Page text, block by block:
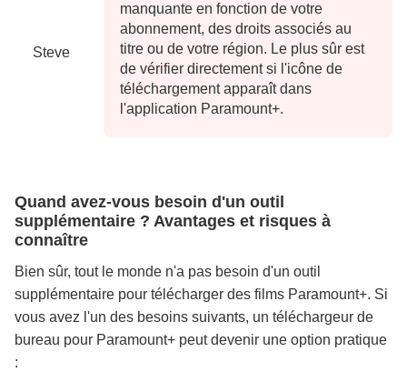
Steve
manquante en fonction de votre
abonnement, des droits associés au
titre ou de votre région. Le plus sûr est
de vérifier directement si l'icône de
téléchargement apparaît dans
l'application Paramount+.
Quand avez-vous besoin d'un outil
supplémentaire ? Avantages et risques à
connaître
Bien sûr, tout le monde n'a pas besoin d'un outil
supplémentaire pour télécharger des films Paramount+. Si
vous avez l'un des besoins suivants, un téléchargeur de
bureau pour Paramount+ peut devenir une option pratique
: